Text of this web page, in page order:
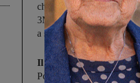
chiuderannno il girone di
3M Perugia tra le mura
a sperare nella salvezza.
Il cammino della Volley
Ponte Valleceppi, squadra